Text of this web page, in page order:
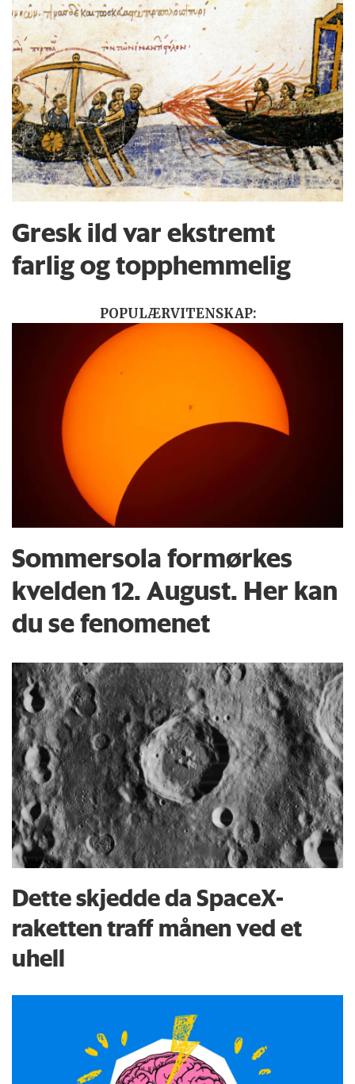
Gresk ild var ekstremt
farlig og topphemmelig
POPULÆRVITENSKAP:
Sommersola formørkes
kvelden 12. August. Her kan
du se fenomenet
Dette skjedde da SpaceX-
raketten traff månen ved et
uhell